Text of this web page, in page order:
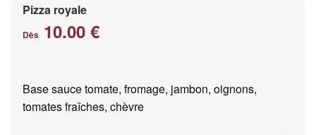
Pizza royale
Dès 10.00 €
Base sauce tomate, fromage, jambon, oignons,
tomates fraîches, chèvre